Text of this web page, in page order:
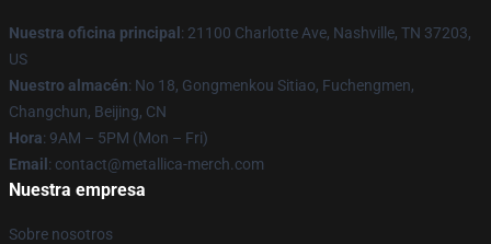
Nuestra oficina principal : 21100 Charlotte Ave, Nashville, TN 37203,
US
Nuestro almacén: No 18, Gongmenkou Sitiao, Fuchengmen,
Changchun, Beijing, CN
Hora: 9AM – 5PM (Mon – Fri)
Email : contact@metallica-merch.com
Nuestra empresa
Sobre nosotros